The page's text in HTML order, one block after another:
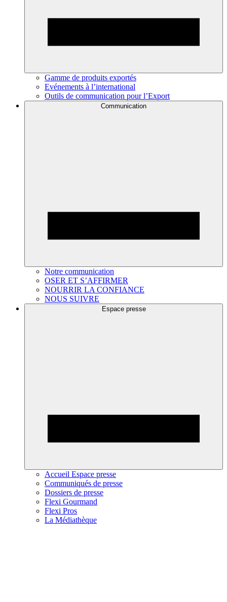
Gamme de produits exportés
Evénements à l’international
Outils de communication pour l’Export
Communication
Notre communication
OSER ET S’AFFIRMER
NOURRIR LA CONFIANCE
NOUS SUIVRE
Espace presse
Accueil Espace presse
Communiqués de presse
Dossiers de presse
Flexi Gourmand
Flexi Pros
La Médiathèque